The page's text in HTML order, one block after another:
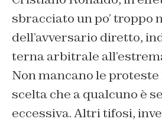
sbracciato un po’ troppo
dell’avversario diretto,
terna arbitrale
Non mancano le
scelta che a qualcuno è
eccessiva. Altri tifosi,